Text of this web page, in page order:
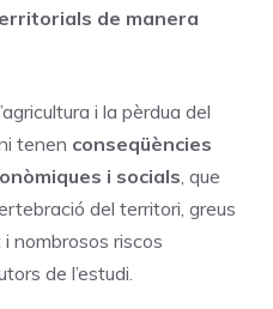
de manera
i la pèrdua del
tenen conseqüències
i socials, que
del territori, greus
nombrosos riscos
de l’estudi.